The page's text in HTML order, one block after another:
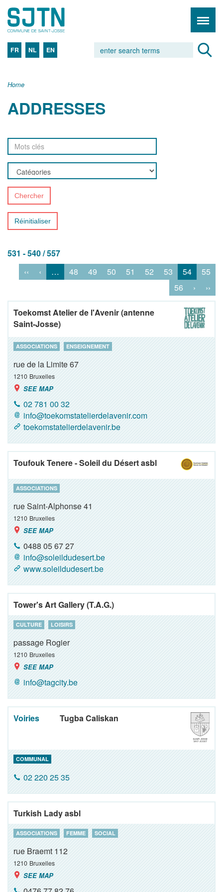
FR NL EN
Home
ADDRESSES
Chercher
Réinitialiser
531 - 540 / 557
‹‹
‹ … 48 49 50 51 52 53 54
55
56
› ››
Toekomst Atelier de l'Avenir (antenne
Saint-Josse)
ASSOCIATIONS ENSEIGNEMENT
rue de la Limite 67
1210 Bruxelles
SEE MAP
02 781 00 32
info@toekomstatelierdelavenir.com
toekomstatelierdelavenir.be
Toufouk Tenere - Soleil du Désert asbl
ASSOCIATIONS
rue Saint-Alphonse 41
1210 Bruxelles
SEE MAP
0488 05 67 27
info@soleildudesert.be
www.soleildudesert.be
Tower's Art Gallery (T.A.G.)
CULTURE LOISIRS
passage Rogier
1210 Bruxelles
SEE MAP
info@tagcity.be
Voiries Tugba Caliskan
COMMUNAL
02 220 25 35
Turkish Lady asbl
ASSOCIATIONS FEMME SOCIAL
rue Braemt 112
1210 Bruxelles
SEE MAP